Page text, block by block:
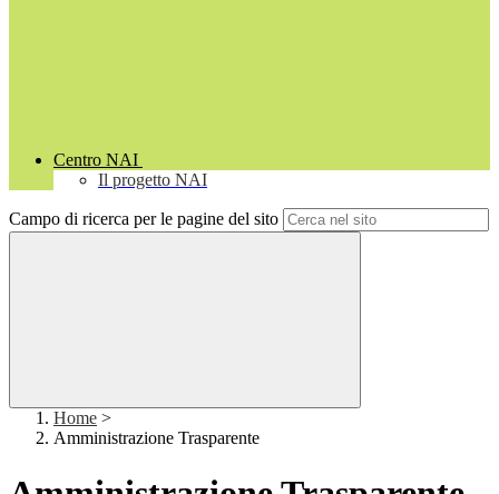
Centro NAI
Il progetto NAI
Campo di ricerca per le pagine del sito
Home >
Amministrazione Trasparente